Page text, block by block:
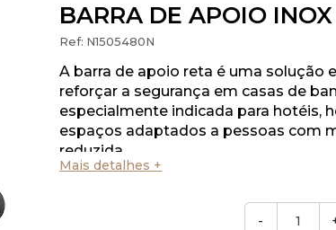
BARRA DE APOIO
Ref: N1505480N
A barra de apoio reta é uma solução
reforçar a segurança em casas de
especialmente indicada para hotéis,
espaços adaptados a pessoas com
reduzida.
Mais detalhes +
-